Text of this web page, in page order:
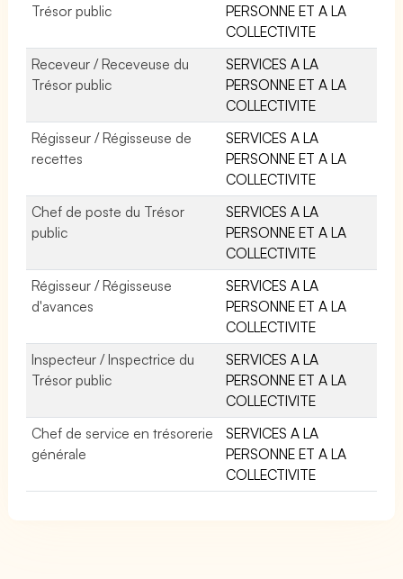
Trésor public
PERSONNE ET A LA
COLLECTIVITE
Receveur / Receveuse du
Trésor public
SERVICES A LA
PERSONNE ET A LA
COLLECTIVITE
Régisseur / Régisseuse de
recettes
SERVICES A LA
PERSONNE ET A LA
COLLECTIVITE
Chef de poste du Trésor
public
SERVICES A LA
PERSONNE ET A LA
COLLECTIVITE
Régisseur / Régisseuse
d'avances
SERVICES A LA
PERSONNE ET A LA
COLLECTIVITE
Inspecteur / Inspectrice du
Trésor public
SERVICES A LA
PERSONNE ET A LA
COLLECTIVITE
Chef de service en trésorerie
générale
SERVICES A LA
PERSONNE ET A LA
COLLECTIVITE